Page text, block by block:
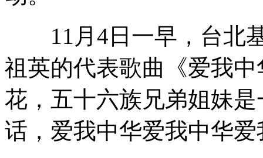
11月4日一早，台北基
祖英的代表歌曲《爱我
花，五十六族兄弟姐妹
话，爱我中华爱我中华